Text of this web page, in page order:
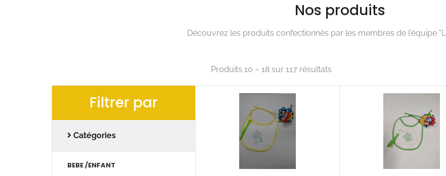
Nos produits
Découvrez les produits confectionnés par les membres de l'équipe
Produits 10 – 18 sur 117 résultats
Filtrer par
Catégories
BEBE /ENFANT